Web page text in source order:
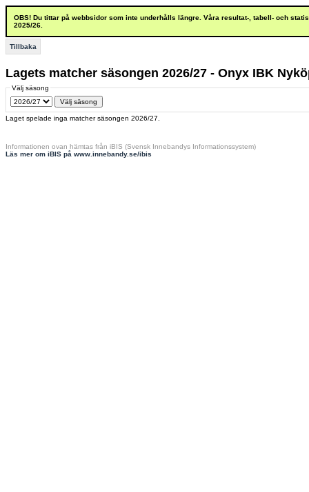
OBS! Du tittar på webbsidor som inte underhålls längre. Våra resultat-, tabell- och
2025/26.
Tillbaka
Lagets matcher säsongen 2026/27 - Onyx IBK
Välj säsong
Laget spelade inga matcher säsongen 2026/27.
Informationen ovan hämtas från iBIS (Svensk Innebandys Informationssystem)
Läs mer om iBIS på www.innebandy.se/ibis